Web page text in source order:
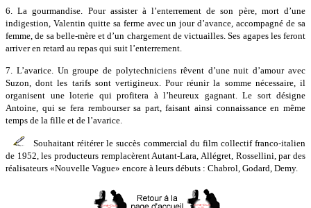
6. La gourmandise. Pour assister à l’enterrement de son père, mort d’une
indigestion, Valentin quitte sa ferme avec un jour d’avance, accompagné de sa
femme, de sa belle-mère et d’un chargement de victuailles. Ses agapes les feront
arriver en retard au repas qui suit l’enterrement.
7. L’avarice. Un groupe de polytechniciens rêvent d’une nuit d’amour avec
Suzon, dont les tarifs sont vertigineux. Pour réunir la somme nécessaire, il
organisent une loterie qui profitera à l’heureux gagnant. Le sort désigne
Antoine, qui se fera rembourser sa part, faisant ainsi connaissance en même
temps de la fille et de l’avarice.
Souhaitant réitérer le succès commercial du film collectif franco-italien
de 1952, les producteurs remplacèrent Autant-Lara, Allégret, Rossellini, par des
réalisateurs «Nouvelle Vague» encore à leurs débuts : Chabrol, Godard, Demy.